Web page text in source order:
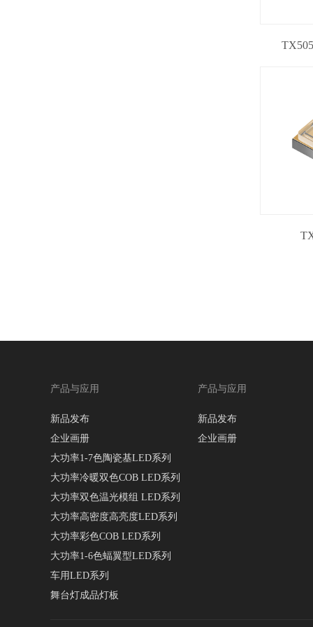
产品与应用
新品发布
企业画册
大功率1-7色陶瓷基LED系列
大功率冷暖双色COB LED系列
大功率双色温光模组 LED系列
大功率高密度高亮度LED系列
大功率彩色COB LED系列
大功率1-6色蝠翼型LED系列
车用LED系列
舞台灯成品灯板
产品与应用
新品发布
企业画册